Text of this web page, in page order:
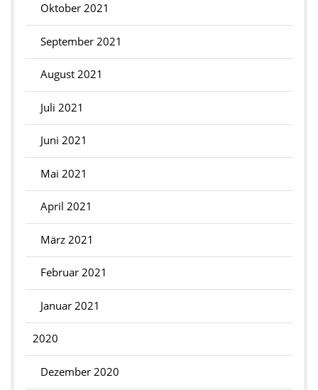
Oktober 2021
September 2021
August 2021
Juli 2021
Juni 2021
Mai 2021
April 2021
März 2021
Februar 2021
Januar 2021
2020
Dezember 2020